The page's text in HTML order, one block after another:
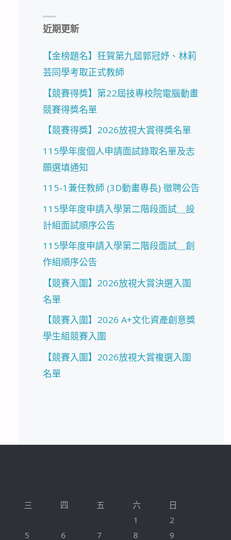
近期更新
【金榜題名】狂賀第九屆郭冠妤、林莉
芸同學考取正式教師
【競賽得獎】第22屆技專校院電腦動畫
競賽得獎名單
【競賽得獎】2026放視大賞得獎名單
115學年度個人申請面試錄取名單及志
願選填通知
115-1兼任教師 (3D動畫專長) 徵聘公告
115學年度申請入學第二階段面試＿設
計組面試順序公告
115學年度申請入學第二階段面試＿創
作組順序公告
【競賽入圍】2026放視大賞決選入圍
名單
【競賽入圍】2026 A+文化資產創意獎
學生組競賽入圍
【競賽入圍】2026放視大賞複選入圍
名單
三 四 五 六
日
1
2
5 6 7 8 9